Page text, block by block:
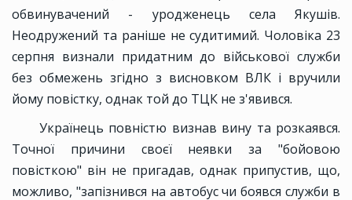
обвинувачений - уродженець села Якушів.
Неодружений та раніше не судитимий. Чоловіка 23
серпня визнали придатним до військової служби
без обмежень згідно з висновком ВЛК і вручили
йому повістку, однак той до ТЦК не з'явився.
Українець повністю визнав вину та розкаявся.
Точної причини своєї неявки за "бойовою
повісткою" він не пригадав, однак припустив, що,
можливо, "запізнився на автобус чи боявся служби в